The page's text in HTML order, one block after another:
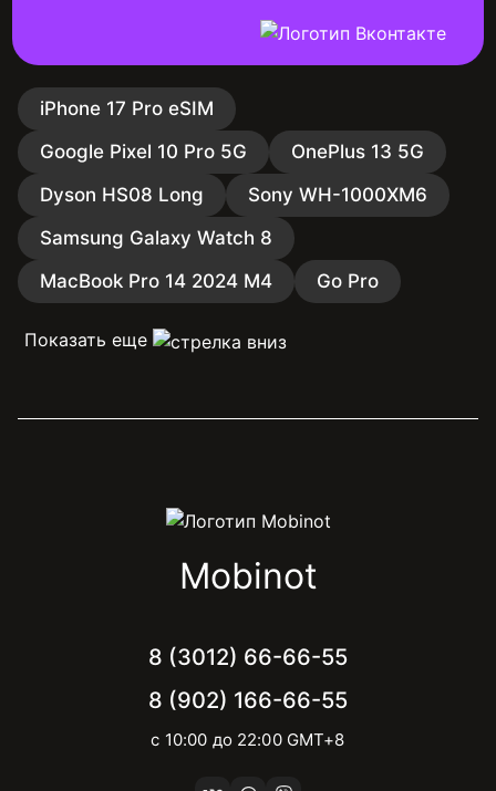
iPhone 17 Pro eSIM
Google Pixel 10 Pro 5G
OnePlus 13 5G
Dyson HS08 Long
Sony WH-1000XM6
Samsung Galaxy Watch 8
MacBook Pro 14 2024 M4
Go Pro
Показать еще
Mobinot
8 (3012) 66-66-55
8 (902) 166-66-55
с 10:00 до 22:00 GMT+8